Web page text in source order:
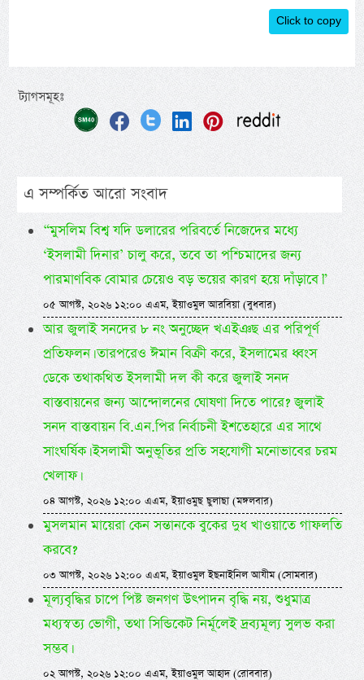
Click to copy
ট্যাগসমূহঃ
এ সম্পর্কিত আরো সংবাদ
“মুসলিম বিশ্ব যদি ডলারের পরিবর্তে নিজেদের মধ্যে
‘ইসলামী দিনার’ চালু করে, তবে তা পশ্চিমাদের জন্য
পারমাণবিক বোমার চেয়েও বড় ভয়ের কারণ হয়ে দাঁড়াবে।”
০৫ আগস্ট, ২০২৬ ১২:০০ এএম, ইয়াওমুল আরবিয়া (বুধবার)
আর জুলাই সনদের ৮ নং অনুচ্ছেদ খএইঞছ এর পরিপূর্ণ
প্রতিফলন। তারপরেও ঈমান বিক্রী করে, ইসলামের ধ্বংস
ডেকে তথাকথিত ইসলামী দল কী করে জুলাই সনদ
বাস্তবায়নের জন্য আন্দোলনের ঘোষণা দিতে পারে? জুলাই
সনদ বাস্তবায়ন বি.এন.পির নির্বাচনী ইশতেহারে এর সাথে
সাংঘর্ষিক। ইসলামী অনুভূতির প্রতি সহযোগী মনোভাবের চরম
খেলাফ।
০৪ আগস্ট, ২০২৬ ১২:০০ এএম, ইয়াওমুছ ছুলাছা (মঙ্গলবার)
মুসলমান মায়েরা কেন সন্তানকে বুকের দুধ খাওয়াতে গাফলতি
করবে?
০৩ আগস্ট, ২০২৬ ১২:০০ এএম, ইয়াওমুল ইছনাইনিল আযীম (সোমবার)
মূল্যবৃদ্ধির চাপে পিষ্ট জনগণ উৎপাদন বৃদ্ধি নয়, শুধুমাত্র
মধ্যস্বত্য ভোগী, তথা সিন্ডিকেট নির্মূলেই দ্রব্যমূল্য সুলভ করা
সম্ভব।
০২ আগস্ট, ২০২৬ ১২:০০ এএম, ইয়াওমুল আহাদ (রোববার)